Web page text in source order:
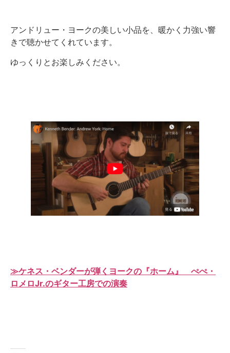
アンドリュー・ヨークの美しい小品を、暖かく力強い響
きで聴かせてくれています。
ゆっくりとお楽しみください。
≫ケネス・ベンダーが弾くヨークの『ホーム』 ぺぺ・
ロメロJr.のギター工房での演奏